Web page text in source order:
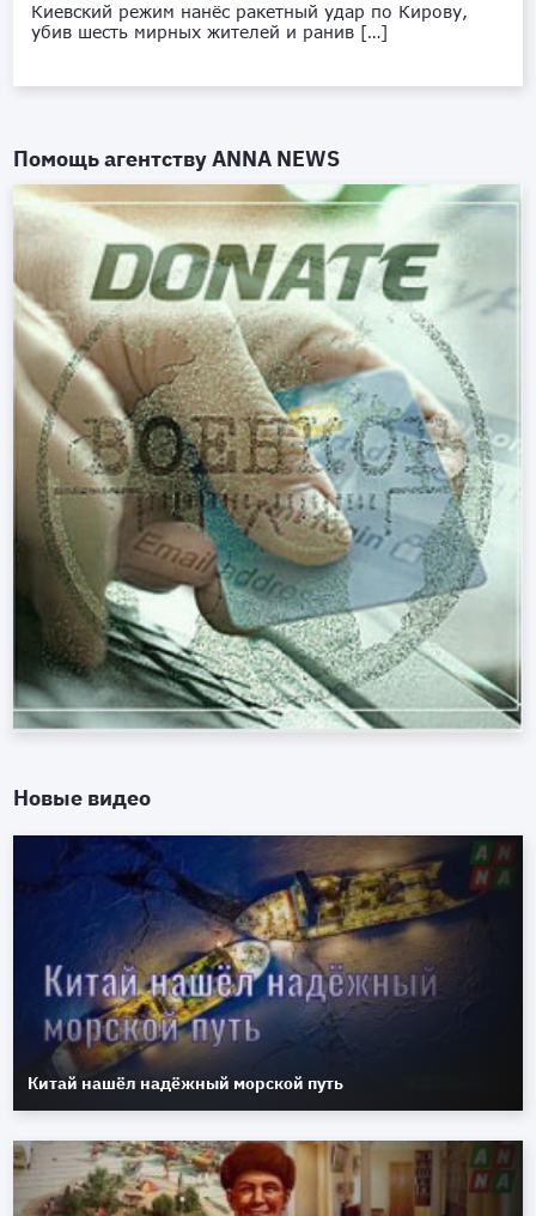
Киевский режим нанёс ракетный удар по Кирову,
убив шесть мирных жителей и ранив […]
Помощь агентствуANNA NEWS
Новые видео
Китай нашёл надёжный морской путь